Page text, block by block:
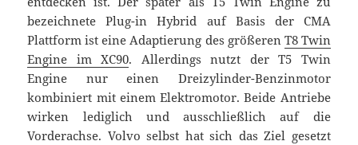
bezeichnete Plug-in Hybrid auf Basis der CMA
Plattform ist eine Adaptierung des größeren T8 Twin
Engine im XC90. Allerdings nutzt der T5 Twin
Engine nur einen Dreizylinder-Benzinmotor
kombiniert mit einem Elektromotor. Beide Antriebe
wirken lediglich und ausschließlich auf die
Vorderachse. Volvo selbst hat sich das Ziel gesetzt